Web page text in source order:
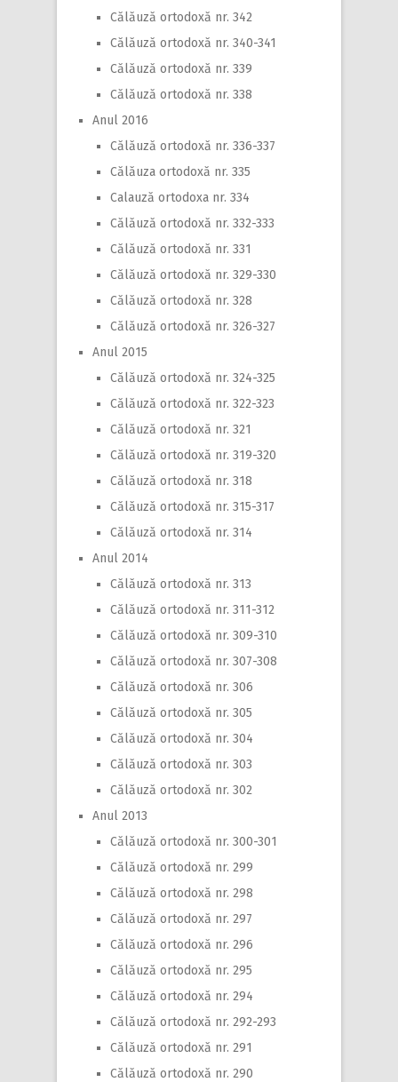
Călăuză ortodoxă nr. 342
Călăuză ortodoxă nr. 340-341
Călăuză ortodoxă nr. 339
Călăuză ortodoxă nr. 338
Anul 2016
Călăuză ortodoxă nr. 336-337
Călăuza ortodoxă nr. 335
Calauză ortodoxa nr. 334
Călăuză ortodoxă nr. 332-333
Călăuză ortodoxă nr. 331
Călăuză ortodoxă nr. 329-330
Călăuză ortodoxă nr. 328
Călăuză ortodoxă nr. 326-327
Anul 2015
Călăuză ortodoxă nr. 324-325
Călăuză ortodoxă nr. 322-323
Călăuză ortodoxă nr. 321
Călăuză ortodoxă nr. 319-320
Călăuză ortodoxă nr. 318
Călăuză ortodoxă nr. 315-317
Călăuză ortodoxă nr. 314
Anul 2014
Călăuză ortodoxă nr. 313
Călăuză ortodoxă nr. 311-312
Călăuză ortodoxă nr. 309-310
Călăuză ortodoxă nr. 307-308
Călăuză ortodoxă nr. 306
Călăuză ortodoxă nr. 305
Călăuză ortodoxă nr. 304
Călăuză ortodoxă nr. 303
Călăuză ortodoxă nr. 302
Anul 2013
Călăuză ortodoxă nr. 300-301
Călăuză ortodoxă nr. 299
Călăuză ortodoxă nr. 298
Călăuză ortodoxă nr. 297
Călăuză ortodoxă nr. 296
Călăuză ortodoxă nr. 295
Călăuză ortodoxă nr. 294
Călăuză ortodoxă nr. 292-293
Călăuză ortodoxă nr. 291
Călăuză ortodoxă nr. 290